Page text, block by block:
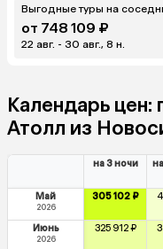
Выгодные туры на
от 748 109 ₽
22 авг. - 30 авг., 8 н.
Календарь
Атолл из
на 3 ночи
Май
2026
305 102 ₽
Июнь
2026
325 912 ₽